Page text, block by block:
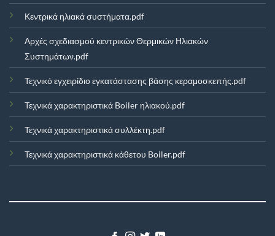
Κεντρικά ηλιακά συστήματα.pdf
Αρχές σχεδιασμού κεντρικών Θερμικών Ηλιακών
Συστημάτων.pdf
Τεχνικό εγχειρίδιο εγκατάστασης βάσης κεραμοσκεπής.pdf
Τεχνικά χαρακτηριστικά Boiler ηλιακού.pdf
Τεχνικά χαρακτηριστικά συλλέκτη.pdf
Τεχνικά χαρακτηριστικά κάθετου Boiler.pdf